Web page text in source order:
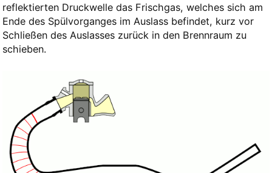
reflektierten Druckwelle das Frischgas, welches sich am
Ende des Spülvorganges im Auslass befindet, kurz vor
Schließen des Auslasses zurück in den Brennraum zu
schieben.